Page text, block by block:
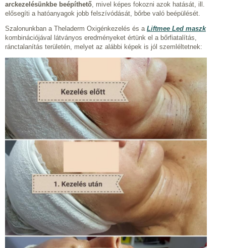
arckezelésünkbe beépíthető, mivel képes fokozni azok hatását, ill.
elősegíti a hatóanyagok jobb felszívódását, bőrbe való beépülését.
Szalonunkban a Theladerm Oxigénkezelés és a Liftmee Led maszk
kombinációjával látványos eredményeket értünk el a bőrfiatalítás,
ránctalanítás területén, melyet az alábbi képek is jól szemléltetnek: